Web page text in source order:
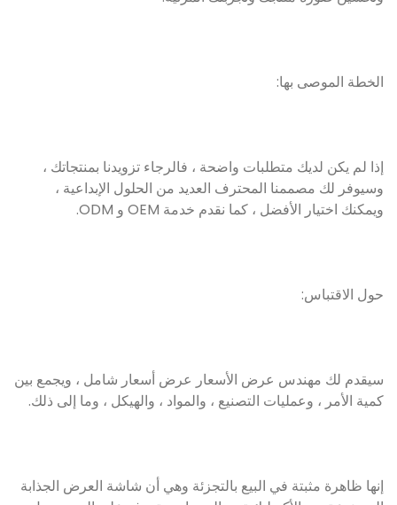
الخطة الموصى بها:
إذا لم يكن لديك متطلبات واضحة ، فالرجاء تزويدنا بمنتجاتك ،
وسيوفر لك مصممنا المحترف العديد من الحلول الإبداعية ،
ويمكنك اختيار الأفضل ، كما نقدم خدمة OEM و ODM.
حول الاقتباس:
سيقدم لك مهندس عرض الأسعار عرض أسعار شامل ، ويجمع بين
كمية الأمر ، وعمليات التصنيع ، والمواد ، والهيكل ، وما إلى ذلك.
إنها ظاهرة مثبتة في البيع بالتجزئة وهي أن شاشة العرض الجذابة